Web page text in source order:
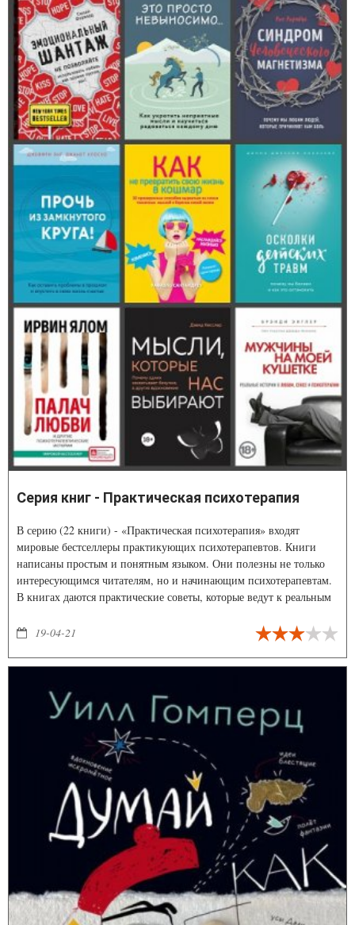
Серия книг - Практическая психотерапия
В серию (22 книги) - «Практическая психотерапия» входят
мировые бестселлеры практикующих психотерапевтов. Книги
написаны простым и понятным языком. Они полезны не только
интересующимся читателям, но и начинающим психотерапевтам.
В книгах даются практические советы, которые ведут к реальным
19-04-21